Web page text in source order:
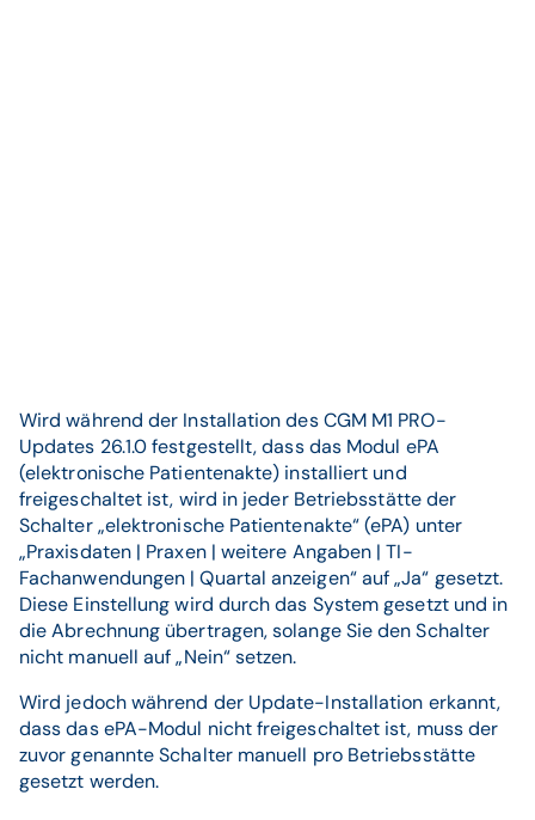
Wird während der Installation des CGM M1 PRO-
Updates 26.1.0 festgestellt, dass das Modul ePA
(elektronische Patientenakte) installiert und
freigeschaltet ist, wird in jeder Betriebsstätte der
Schalter „elektronische Patientenakte“ (ePA) unter
„Praxisdaten | Praxen | weitere Angaben | TI-
Fachanwendungen | Quartal anzeigen“ auf „Ja“ gesetzt.
Diese Einstellung wird durch das System gesetzt und in
die Abrechnung übertragen, solange Sie den Schalter
nicht manuell auf „Nein“ setzen.
Wird jedoch während der Update-Installation erkannt,
dass das ePA-Modul nicht freigeschaltet ist, muss der
zuvor genannte Schalter manuell pro Betriebsstätte
gesetzt werden.